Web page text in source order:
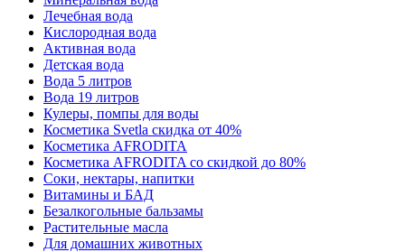
Лечебная вода
Кислородная вода
Активная вода
Детская вода
Вода 5 литров
Вода 19 литров
Кулеры, помпы для воды
Косметика Svetla скидка от 40%
Косметика AFRODITA
Косметика AFRODITA со скидкой до 80%
Соки, нектары, напитки
Витамины и БАД
Безалкогольные бальзамы
Растительные масла
Для домашних животных